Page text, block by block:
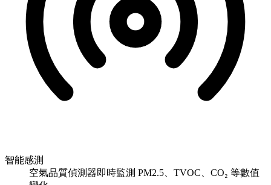
智能感測
空氣品質偵測器即時監測 PM2.5、TVOC、CO₂ 等數值